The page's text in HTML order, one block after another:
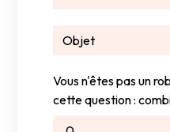
Vous n'êtes pas un
cette question :